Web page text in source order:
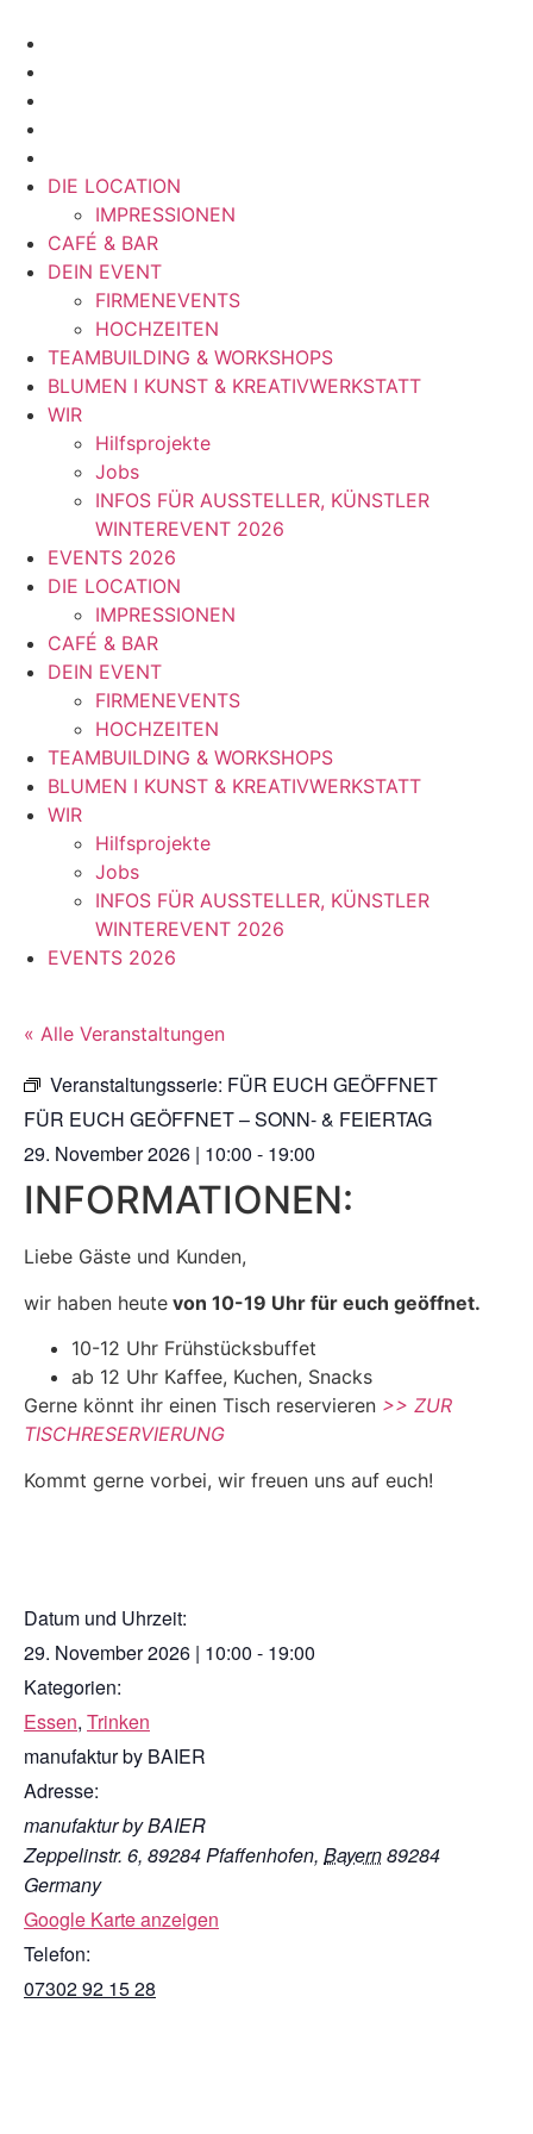
Inhalt
springen
DIE LOCATION
IMPRESSIONEN
CAFÉ & BAR
DEIN EVENT
FIRMENEVENTS
HOCHZEITEN
TEAMBUILDING & WORKSHOPS
BLUMEN I KUNST & KREATIVWERKSTATT
WIR
Hilfsprojekte
Jobs
INFOS FÜR AUSSTELLER, KÜNSTLER
WINTEREVENT 2026
EVENTS 2026
DIE LOCATION
IMPRESSIONEN
CAFÉ & BAR
DEIN EVENT
FIRMENEVENTS
HOCHZEITEN
TEAMBUILDING & WORKSHOPS
BLUMEN I KUNST & KREATIVWERKSTATT
WIR
Hilfsprojekte
Jobs
INFOS FÜR AUSSTELLER, KÜNSTLER
WINTEREVENT 2026
EVENTS 2026
« Alle Veranstaltungen
Veranstaltungsserie: FÜR EUCH GEÖFFNET
FÜR EUCH GEÖFFNET – SONN- & FEIERTAG
29. November 2026 | 10:00 - 19:00
INFORMATIONEN:
Liebe Gäste und Kunden,
wir haben heute von 10-19 Uhr für euch geöffnet.
10-12 Uhr Frühstücksbuffet
ab 12 Uhr Kaffee, Kuchen, Snacks
Gerne könnt ihr einen Tisch reservieren >> ZUR
TISCHRESERVIERUNG
Kommt gerne vorbei, wir freuen uns auf euch!
Datum und Uhrzeit:
29. November 2026 | 10:00 - 19:00
Kategorien:
Essen, Trinken
manufaktur by BAIER
Adresse:
manufaktur by BAIER
Zeppelinstr. 6, 89284 Pfaffenhofen, Bayern89284
Germany
Google Karte anzeigen
Telefon:
07302 92 15 28